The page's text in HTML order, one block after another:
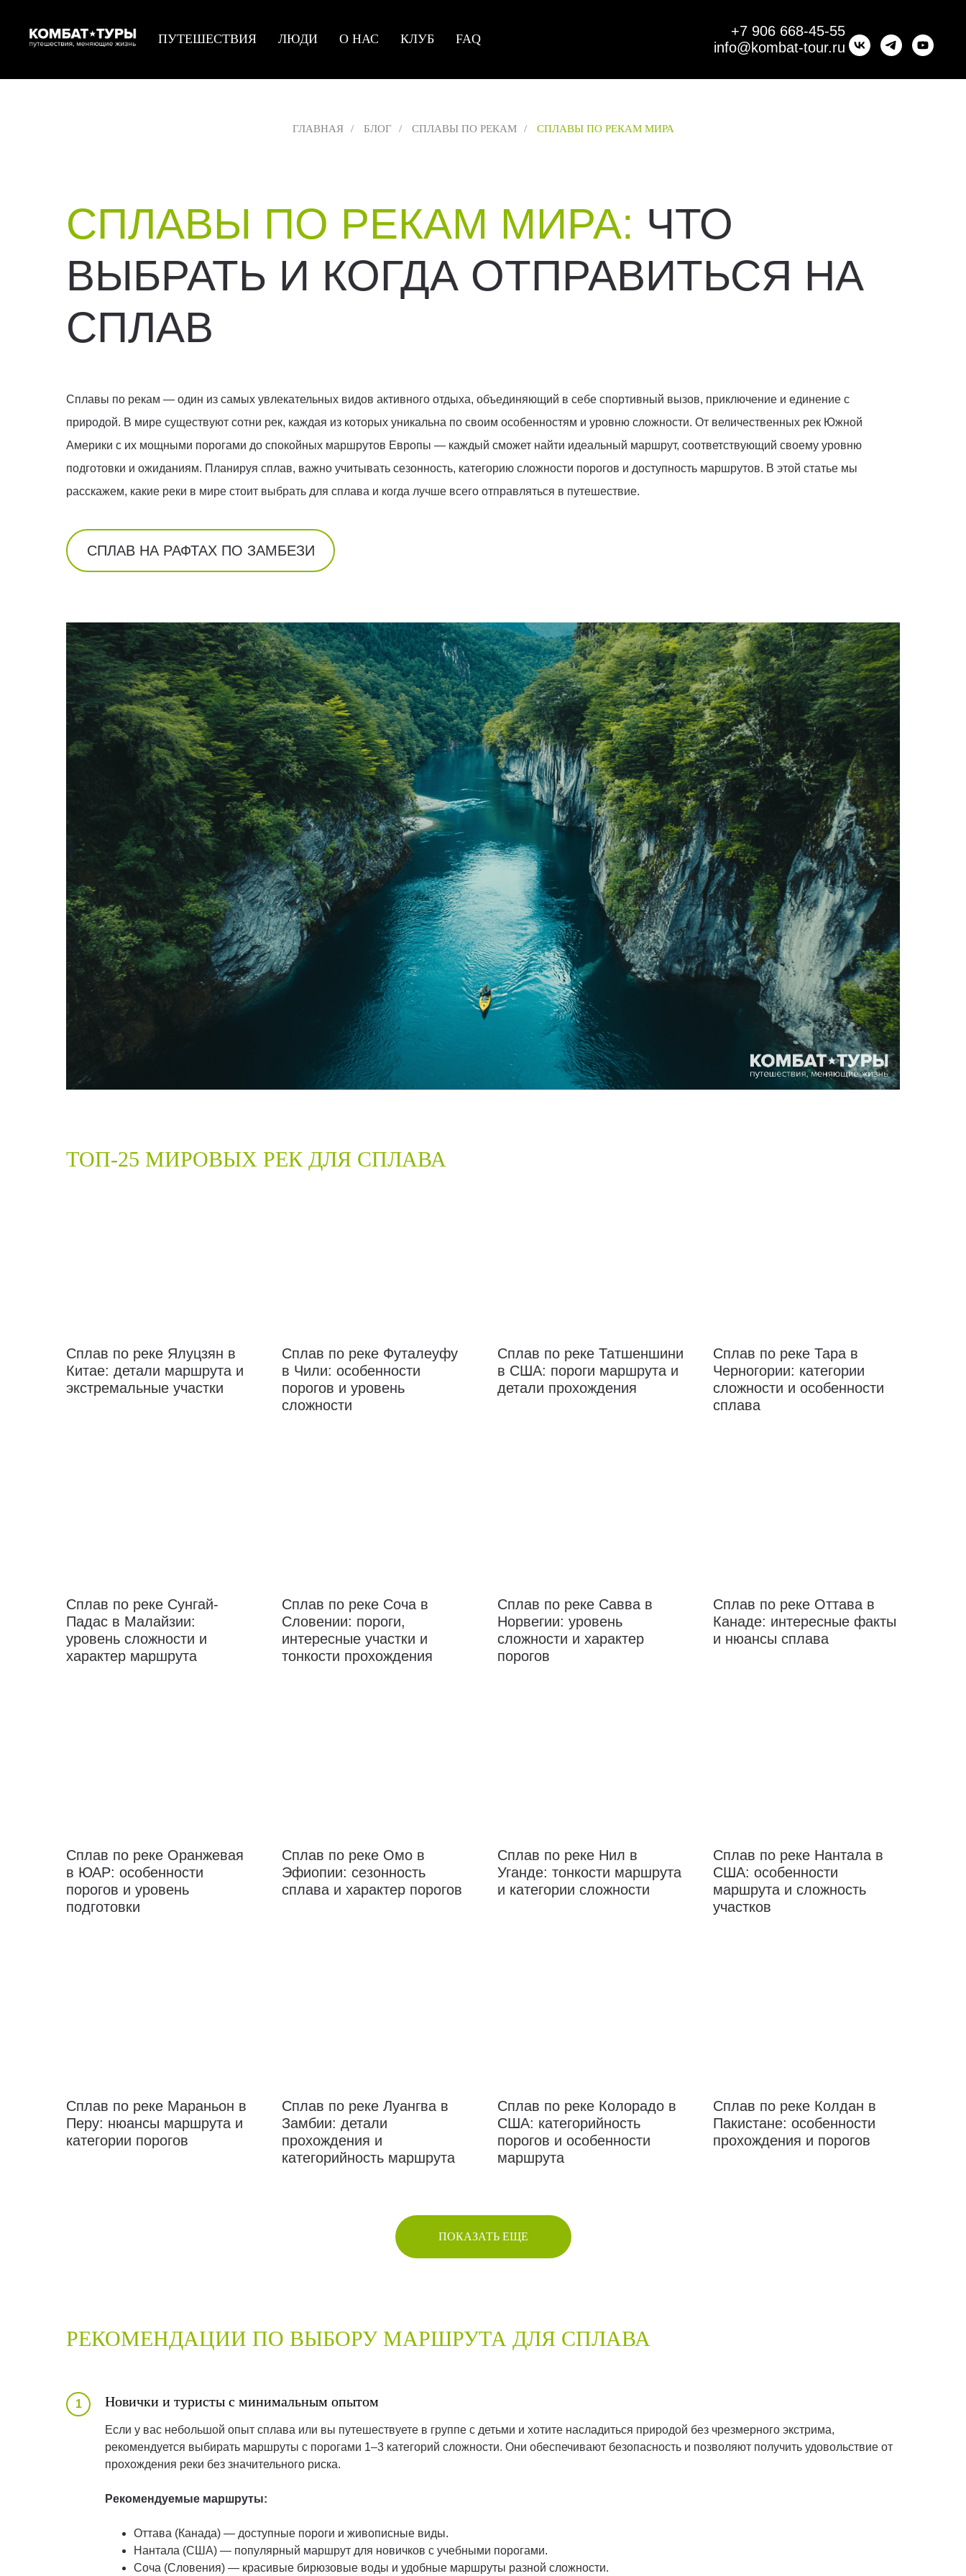
ПУТЕШЕСТВИЯ ЛЮДИ О НАС КЛУБ FAQ
+7 906 668-45-55
info@kombat-tour.ru
ГЛАВНАЯ / БЛОГ / СПЛАВЫ ПО РЕКАМ / СПЛАВЫ ПО РЕКАМ МИРА
СПЛАВЫ ПО РЕКАМ МИРА: ЧТО
ВЫБРАТЬ И КОГДА ОТПРАВИТЬСЯ НА
СПЛАВ
Сплавы по рекам — один из самых увлекательных видов активного отдыха, объединяющий в себе спортивный вызов, приключение и единение с
природой. В мире существуют сотни рек, каждая из которых уникальна по своим особенностям и уровню сложности. От величественных рек Южной
Америки с их мощными порогами до спокойных маршрутов Европы — каждый сможет найти идеальный маршрут, соответствующий своему уровню
подготовки и ожиданиям. Планируя сплав, важно учитывать сезонность, категорию сложности порогов и доступность маршрутов. В этой статье мы
расскажем, какие реки в мире стоит выбрать для сплава и когда лучше всего отправляться в путешествие.
СПЛАВ НА РАФТАХ ПО ЗАМБЕЗИ
ТОП-25 МИРОВЫХ РЕК ДЛЯ СПЛАВА
Сплав по реке Ялуцзян в
Китае: детали маршрута и
экстремальные участки
Сплав по реке Футалеуфу
в Чили: особенности
порогов и уровень
сложности
Сплав по реке Татшеншини
в США: пороги маршрута и
детали прохождения
Сплав по реке Тара в
Черногории: категории
сложности и особенности
сплава
Сплав по реке Сунгай-
Падас в Малайзии:
уровень сложности и
характер маршрута
Сплав по реке Соча в
Словении: пороги,
интересные участки и
тонкости прохождения
Сплав по реке Савва в
Норвегии: уровень
сложности и характер
порогов
Сплав по реке Оттава в
Канаде: интересные факты
и нюансы сплава
Сплав по реке Оранжевая
в ЮАР: особенности
порогов и уровень
подготовки
Сплав по реке Омо в
Эфиопии: сезонность
сплава и характер порогов
Сплав по реке Нил в
Уганде: тонкости маршрута
и категории сложности
Сплав по реке Нантала в
США: особенности
маршрута и сложность
участков
Сплав по реке Мараньон в
Перу: нюансы маршрута и
категории порогов
Сплав по реке Луангва в
Замбии: детали
прохождения и
категорийность маршрута
Сплав по реке Колорадо в
США: категорийность
порогов и особенности
маршрута
Сплав по реке Колдан в
Пакистане: особенности
прохождения и порогов
ПОКАЗАТЬ ЕЩЕ
РЕКОМЕНДАЦИИ ПО ВЫБОРУ МАРШРУТА ДЛЯ СПЛАВА
Новички и туристы с минимальным опытом
Если у вас небольшой опыт сплава или вы путешествуете в группе с детьми и хотите насладиться природой без чрезмерного экстрима,
рекомендуется выбирать маршруты с порогами 1–3 категорий сложности. Они обеспечивают безопасность и позволяют получить удовольствие от
прохождения реки без значительного риска.
Рекомендуемые маршруты:
Оттава (Канада) — доступные пороги и живописные виды.
Нантала (США) — популярный маршрут для новичков с учебными порогами.
Соча (Словения) — красивые бирюзовые воды и удобные маршруты разной сложности.